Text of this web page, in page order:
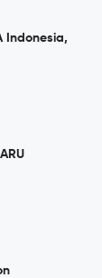
Indonesia,